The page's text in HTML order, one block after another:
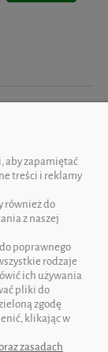
aby zapamiętać
treści i reklamy
również do
z naszej
poprawnego
rodzaje
ich używania
pliki do
zgodę
klikając w
zasadach